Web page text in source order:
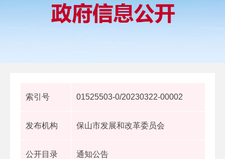
索引号 01525503-0/20230322-00002
发布机构 保山市发展和改革委员会
公开目录 通知公告